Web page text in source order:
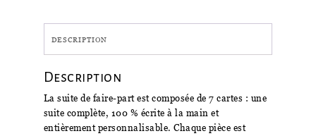
DESCRIPTION
Description
La suite de faire-part est composée de 7 cartes : une
suite complète, 100 % écrite à la main et
entièrement personnalisable. Chaque pièce est